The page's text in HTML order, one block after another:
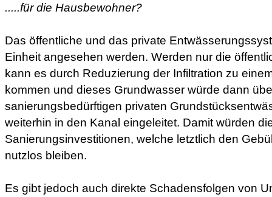
.....für die Hausbewohner?
Das öffentliche und das private
Einheit angesehen werden. Werden nur die
kann es durch Reduzierung der Infiltration zu
kommen und dieses Grundwasser würde dann
sanierungsbedürftigen privaten
weiterhin in den Kanal eingeleitet. Damit würden
Sanierungsinvestitionen, welche letztlich den
nutzlos bleiben.
Es gibt jedoch auch direkte Schadensfolgen von